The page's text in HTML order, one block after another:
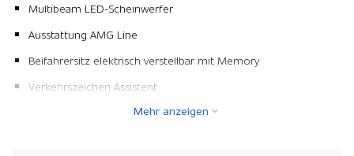
Multibeam LED-Scheinwerfer
Ausstattung AMG Line
Beifahrersitz elektrisch verstellbar mit Memory
Verkehrszeichen Assistent
Aktiver Parkassistent mit Parktronic
Mehr anzeigen